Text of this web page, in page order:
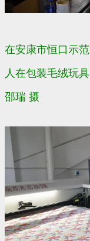
在安康市恒口示
人在包装毛绒玩
邵瑞 摄